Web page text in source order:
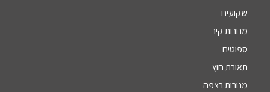
שקועים
מנורות קיר
ספוטים
תאורת חוץ
מנורות רצפה